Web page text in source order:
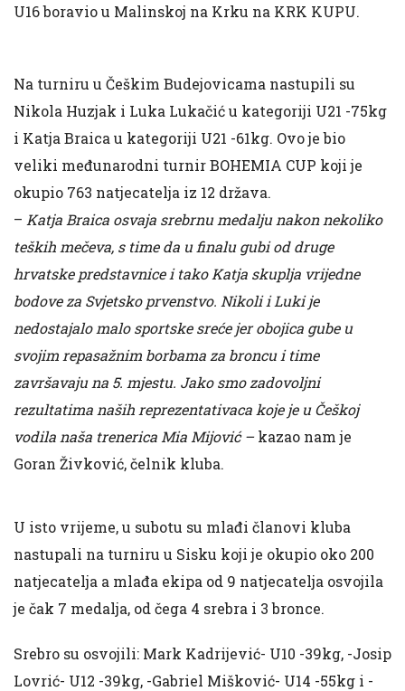
U16 boravio u Malinskoj na Krku na KRK KUPU.
Na turniru u Češkim Budejovicama nastupili su
Nikola Huzjak i Luka Lukačić u kategoriji U21 -75kg
i Katja Braica u kategoriji U21 -61kg. Ovo je bio
veliki međunarodni turnir BOHEMIA CUP koji je
okupio 763 natjecatelja iz 12 država.
– Katja Braica osvaja srebrnu medalju nakon nekoliko
teških mečeva, s time da u finalu gubi od druge
hrvatske predstavnice i tako Katja skuplja vrijedne
bodove za Svjetsko prvenstvo. Nikoli i Luki je
nedostajalo malo sportske sreće jer obojica gube u
svojim repasažnim borbama za broncu i time
završavaju na 5. mjestu. Jako smo zadovoljni
rezultatima naših reprezentativaca koje je u Češkoj
vodila naša trenerica Mia Mijović –kazao nam je
Goran Živković, čelnik kluba.
U isto vrijeme, u subotu su mlađi članovi kluba
nastupali na turniru u Sisku koji je okupio oko 200
natjecatelja a mlađa ekipa od 9 natjecatelja osvojila
je čak 7 medalja, od čega 4 srebra i 3 bronce.
Srebro su osvojili: Mark Kadrijević- U10 -39kg, -Josip
Lovrić- U12 -39kg, -Gabriel Mišković- U14 -55kg i -